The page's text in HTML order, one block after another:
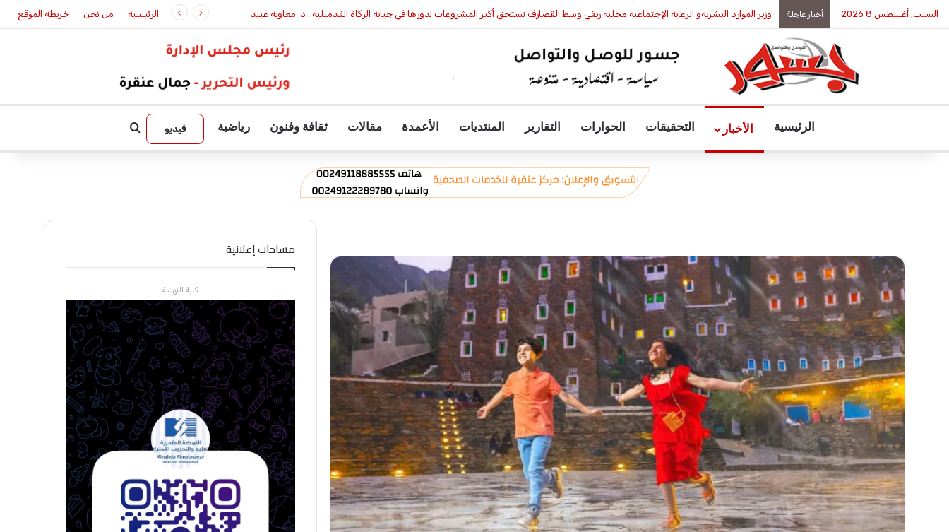
السبت, أغسطس 8 2026 أخبار عاجلة بيان حول حادثة الاعتداء على معلم بكرري الرئيسية من نحن خريطة الموقع
الرئيسية الأخبار التحقيقات الحوارات التقارير المنتديات الأعمدة مقالات ثقافة وفنون رياضية فيديو بحث عن
مساحات إعلانية
كلية النهضة